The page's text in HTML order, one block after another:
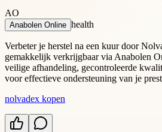
AO
Anabolen Online health
Verbeter je herstel na een kuur door
gemakkelijk verkrijgbaar via Anabolen
veilige afhandeling, gecontroleerde
voor effectieve ondersteuning van je
nolvadex kopen